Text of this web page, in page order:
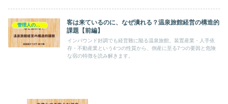
客は来ているのに、なぜ潰れる？温泉旅館経営の構造的
課題【前編】
インバウンド好調でも経営難に陥る温泉旅館。装置産業・人手依
存・不動産業という4つの性質から、倒産に至る7つの要因と危険
な宿の特徴を読み解きます。